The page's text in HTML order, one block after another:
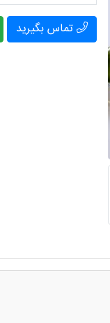
تماس بگیرید